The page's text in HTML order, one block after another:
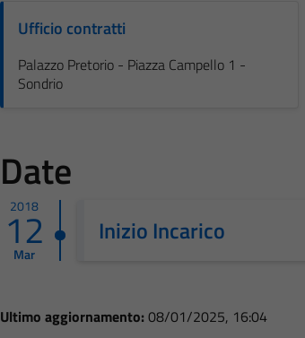
Ufficio contratti
Palazzo Pretorio - Piazza Campello 1 -
Sondrio
Date
2018
12
Mar
Inizio Incarico
Ultimo aggiornamento: 08/01/2025, 16:04